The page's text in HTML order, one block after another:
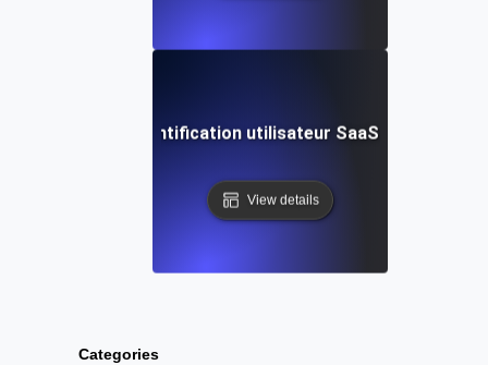
Categories
charge de l'authentification utilisateur SaaS : Gestion
View details